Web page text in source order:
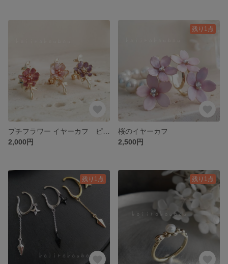
2,000円
残り1点
桜のイヤーカフ
2,500円
残り1点 残り1点